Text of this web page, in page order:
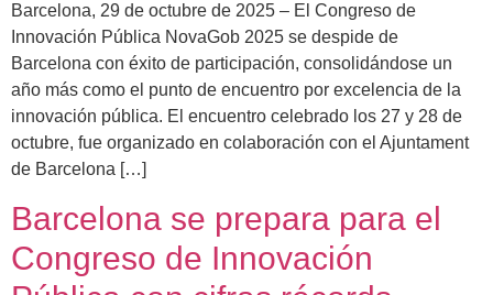
Barcelona, 29 de octubre de 2025 – El Congreso de
Innovación Pública NovaGob 2025 se despide de
Barcelona con éxito de participación, consolidándose un
año más como el punto de encuentro por excelencia de la
innovación pública. El encuentro celebrado los 27 y 28 de
octubre, fue organizado en colaboración con el Ajuntament
de Barcelona […]
Barcelona se prepara para el
Congreso de Innovación